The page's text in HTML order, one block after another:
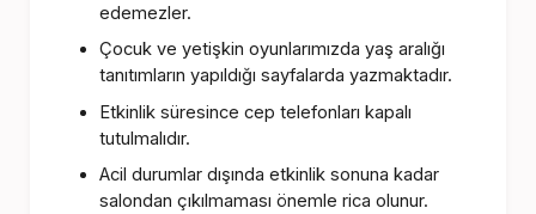
edemezler.
Çocuk ve yetişkin oyunlarımızda yaş aralığı
tanıtımların yapıldığı sayfalarda yazmaktadır.
Etkinlik süresince cep telefonları kapalı
tutulmalıdır.
Acil durumlar dışında etkinlik sonuna kadar
salondan çıkılmaması önemle rica olunur.